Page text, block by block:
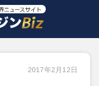
2017年2月12日